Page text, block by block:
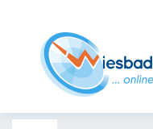
content